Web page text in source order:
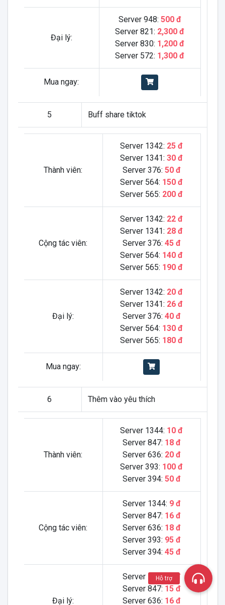
Đại lý:
Server 948: 500 đ
Server 821: 2,300 đ
Server 830: 1,200 đ
Server 572: 1,300 đ
Mua ngay:
5 Buff share tiktok
Thành viên:
Server 1342: 25 đ
Server 1341: 30 đ
Server 376: 50 đ
Server 564: 150 đ
Server 565: 200 đ
Cộng tác viên:
Server 1342: 22 đ
Server 1341: 28 đ
Server 376: 45 đ
Server 564: 140 đ
Server 565: 190 đ
Đại lý:
Server 1342: 20 đ
Server 1341: 26 đ
Server 376: 40 đ
Server 564: 130 đ
Server 565: 180 đ
Mua ngay:
6 Thêm vào yêu thích
Thành viên:
Server 1344: 10 đ
Server 847: 18 đ
Server 636: 20 đ
Server 393: 100 đ
Server 394: 50 đ
Cộng tác viên:
Server 1344: 9 đ
Server 847: 16 đ
Server 636: 18 đ
Server 393: 95 đ
Server 394: 45 đ
Đại lý:
Server 1344:8 đ
Server 847: 15 đ
Server 636: 16 đ
Hỗ trợ